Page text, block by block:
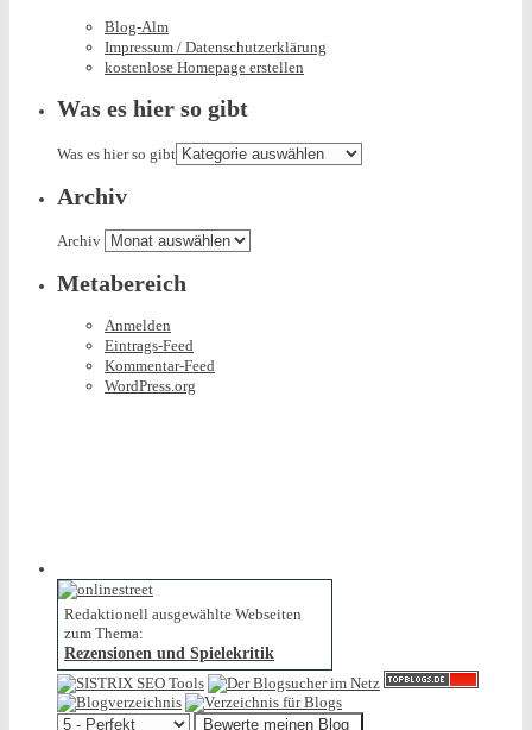
Blog-Alm
Impressum / Datenschutzerklärung
kostenlose Homepage erstellen
Was es hier so gibt
Was es hier so gibt
Archiv
Archiv
Metabereich
Anmelden
Eintrags-Feed
Kommentar-Feed
WordPress.org
Redaktionell ausgewählte Webseiten
zum Thema:
Rezensionen und Spielekritik